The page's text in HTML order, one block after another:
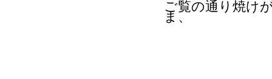
ご覧の通り焼け
ま、